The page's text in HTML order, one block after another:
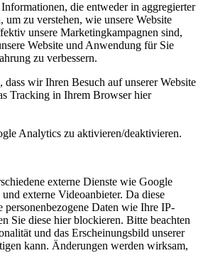
die entweder in aggregierter
zu verstehen, wie unsere Website
unsere Marketingkampagnen sind,
Website und Anwendung für Sie
zu verbessern.
dass wir Ihren Besuch auf unserer Website
Tracking in Ihrem Browser hier
Analytics zu aktivieren/deaktivieren.
externe Dienste wie Google
externe Videoanbieter. Da diese
Daten wie Ihre IP-
Sie diese hier blockieren. Bitte beachten
und das Erscheinungsbild unserer
kann. Änderungen werden wirksam,